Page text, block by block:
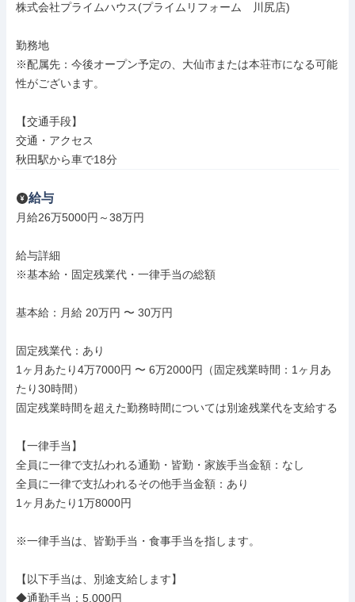
株式会社プライムハウス(プライムリフォーム　川尻店)
勤務地
※配属先：今後オープン予定の、大仙市または本荘市になる可能
性がございます。
【交通手段】
交通・アクセス
秋田駅から車で18分
給与
月給26万5000円～38万円
給与詳細
※基本給・固定残業代・一律手当の総額
基本給：月給 20万円 〜 30万円
固定残業代：あり
1ヶ月あたり4万7000円 〜 6万2000円（固定残業時間：1ヶ月あ
たり30時間）
固定残業時間を超えた勤務時間については別途残業代を支給する
【一律手当】
全員に一律で支払われる通勤・皆勤・家族手当金額：なし
全員に一律で支払われるその他手当金額：あり
1ヶ月あたり1万8000円
※一律手当は、皆勤手当・食事手当を指します。
【以下手当は、別途支給します】
◆通勤手当：5,000円